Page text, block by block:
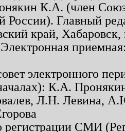
К.А. (член
России). Главный
край,
электронного
К.А.
Л.Н. Левина,
регистрации СМИ